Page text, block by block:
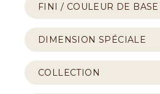
FINI / COULEUR DE BASE
DIMENSION SPÉCIALE
COLLECTION